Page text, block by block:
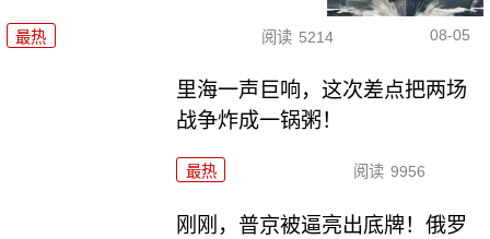
最热 阅读 5214 08-05
里海一声巨响，这次差点把两场
战争炸成一锅粥！
最热 阅读 9956
刚刚，普京被逼亮出底牌！俄罗